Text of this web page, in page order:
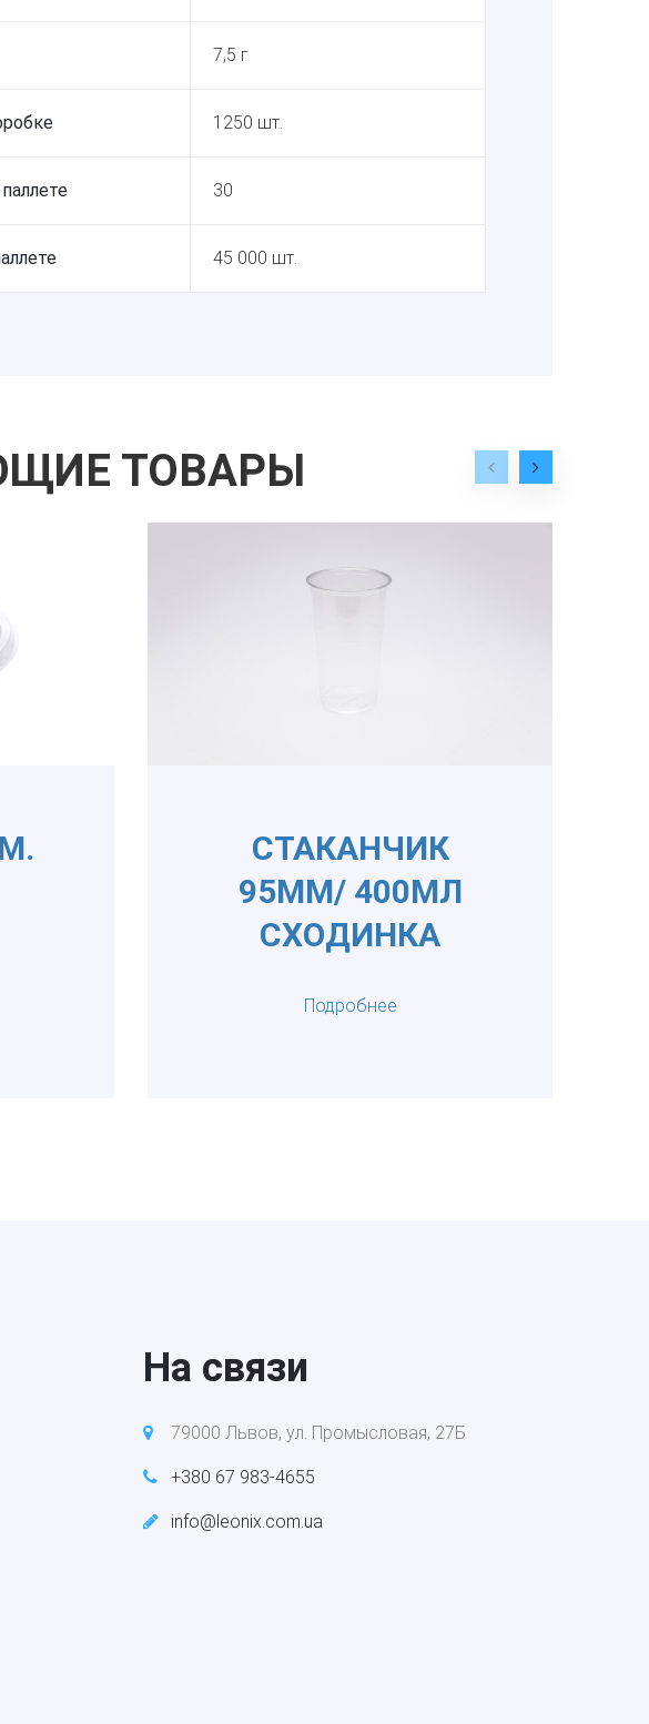
7,5 г
1250 шт.
30
45 000 шт.
ТОВАРЫ
СТАКАНЧИК
95ММ/ 400МЛ
СХОДИНКА
Подробнее
На связи
79000 Львов, ул. Промысловая, 27Б
+380 67 983-4655
info@leonix.com.ua